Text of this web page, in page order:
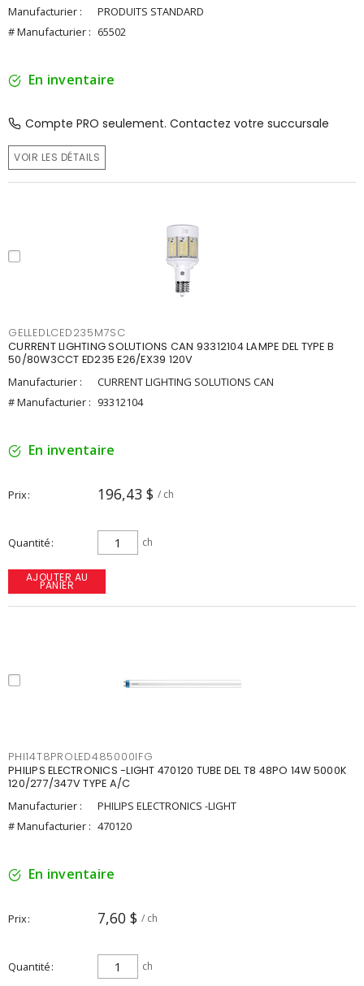
Manufacturier :
PRODUITS STANDARD
# Manufacturier : 65502
En inventaire
Compte PRO seulement. Contactez votre succursale
VOIR LES DÉTAILS
GELLEDLCED235M7SC
CURRENT LIGHTING SOLUTIONS CAN 93312104 LAMPE DEL TYPE B
50/80W3CCT ED235 E26/EX39 120V
Manufacturier :
CURRENT LIGHTING SOLUTIONS CAN
# Manufacturier : 93312104
En inventaire
Prix 196,43 $ / ch
Quantité ch
AJOUTER AU
PANIER
PHI14T8PROLED485000IFG
PHILIPS ELECTRONICS -LIGHT 470120 TUBE DEL T8 48PO 14W 5000K
120/277/347V TYPE A/C
Manufacturier :
PHILIPS ELECTRONICS -LIGHT
# Manufacturier : 470120
En inventaire
Prix 7,60 $ / ch
Quantité ch